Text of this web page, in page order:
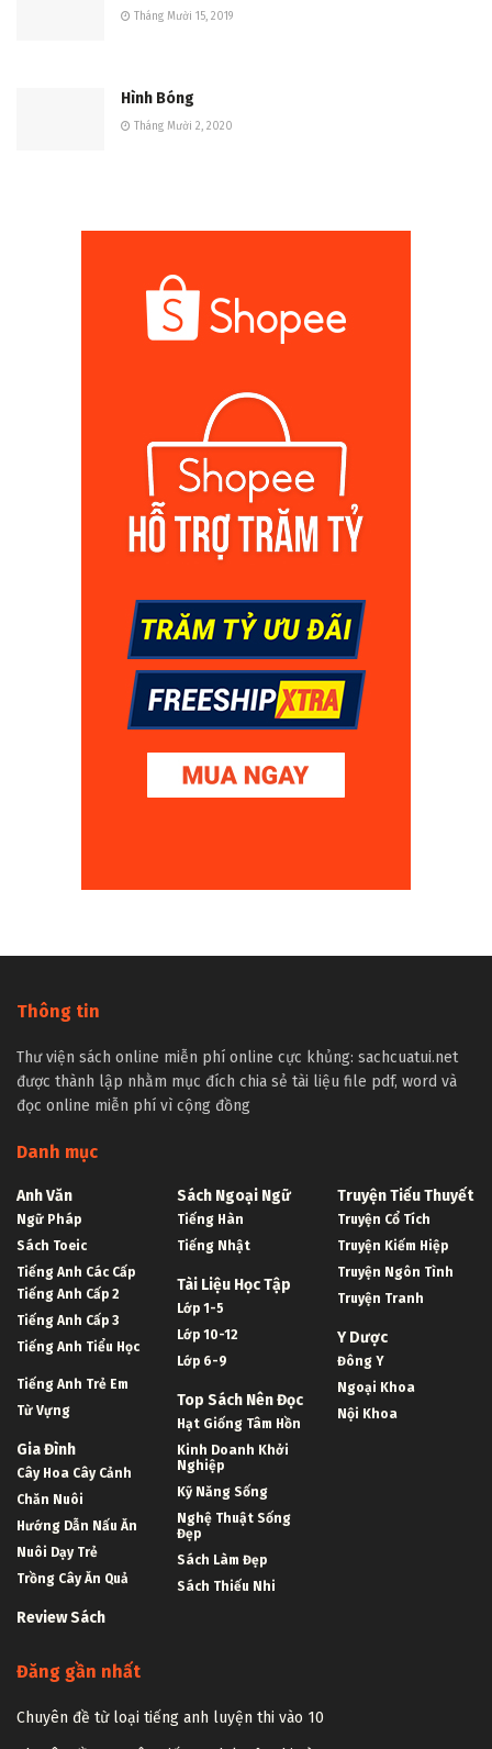
Tháng Mười 15, 2019
Hình Bóng
Tháng Mười 2, 2020
Thông tin
Thư viện sách online miễn phí online cực khủng: sachcuatui.net
được thành lập nhằm mục đích chia sẻ tài liệu file pdf, word và
đọc online miễn phí vì cộng đồng
Danh mục
Anh Văn
Ngữ Pháp
Sách Toeic
Tiếng Anh Các Cấp
Tiếng Anh Cấp 2
Tiếng Anh Cấp 3
Tiếng Anh Tiểu Học
Tiếng Anh Trẻ Em
Từ Vựng
Gia Đình
Cây Hoa Cây Cảnh
Chăn Nuôi
Hướng Dẫn Nấu Ăn
Nuôi Dạy Trẻ
Trồng Cây Ăn Quả
Review Sách
Sách Ngoại Ngữ
Tiếng Hàn
Tiếng Nhật
Tài Liệu Học Tập
Lớp 1-5
Lớp 10-12
Lớp 6-9
Top Sách Nên Đọc
Hạt Giống Tâm Hồn
Kinh Doanh Khởi
Nghiệp
Kỹ Năng Sống
Nghệ Thuật Sống
Đẹp
Sách Làm Đẹp
Sách Thiếu Nhi
Truyện Tiểu Thuyết
Truyện Cổ Tích
Truyện Kiếm Hiệp
Truyện Ngôn Tình
Truyện Tranh
Y Dược
Đông Y
Ngoại Khoa
Nội Khoa
Đăng gần nhất
Chuyên đề từ loại tiếng anh luyện thi vào 10